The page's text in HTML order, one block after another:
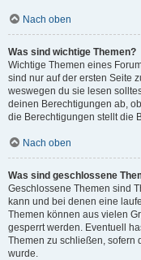
Nach oben
Was sind wichtige Themen?
Wichtige Themen eines
sind nur auf der ersten Seite
weswegen du sie lesen
deinen Berechtigungen ab,
die Berechtigungen stellt die
Nach oben
Was sind geschlossene
Geschlossene Themen sind
kann und bei denen eine
Themen können aus vielen
gesperrt werden. Eventuell
Themen zu schließen, sofern
wurde.